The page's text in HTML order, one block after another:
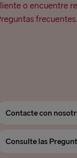
o encuentre
frecuentes.
Contacte con
Consulte las